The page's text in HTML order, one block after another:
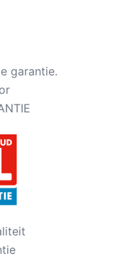
garantie.